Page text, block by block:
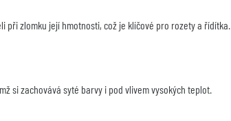
zlomku její hmotnosti, což je klíčové pro rozety a řídítka.
si zachovává syté barvy i pod vlivem vysokých teplot.